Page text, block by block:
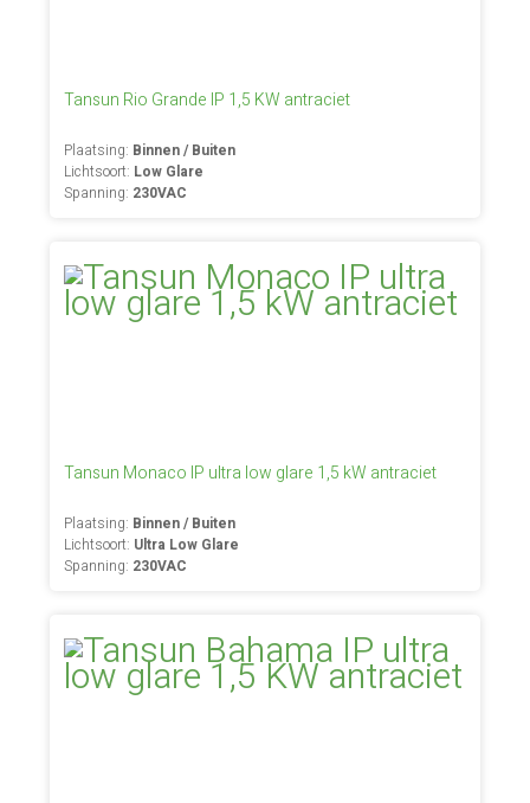
Tansun Rio Grande IP 1,5 KW antraciet
Plaatsing: Binnen / Buiten
Lichtsoort: Low Glare
Spanning: 230VAC
Tansun Monaco IP ultra low glare 1,5 kW antraciet
Plaatsing: Binnen / Buiten
Lichtsoort: Ultra Low Glare
Spanning: 230VAC